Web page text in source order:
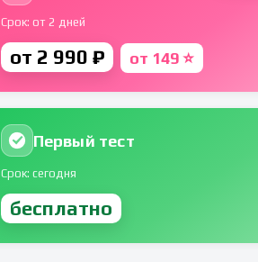
Срок: от 2 дней
от 2 990 ₽ от 149 ⭐
Первый тест
Срок: сегодня
бесплатно